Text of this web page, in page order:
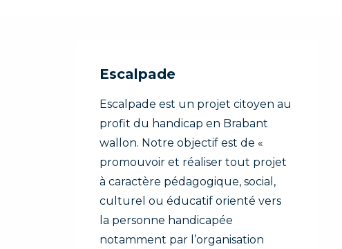
Escalpade
Escalpade est un projet citoyen au
profit du handicap en Brabant
wallon. Notre objectif est de «
promouvoir et réaliser tout projet
à caractère pédagogique, social,
culturel ou éducatif orienté vers
la personne handicapée
notamment par l’organisation